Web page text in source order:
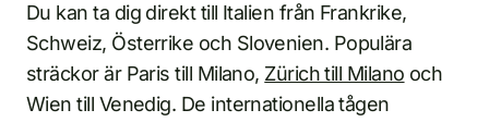
Du kan ta dig direkt till Italien från Frankrike,
Schweiz, Österrike och Slovenien. Populära
sträckor är Paris till Milano, Zürich till Milano och
Wien till Venedig. De internationella tågen